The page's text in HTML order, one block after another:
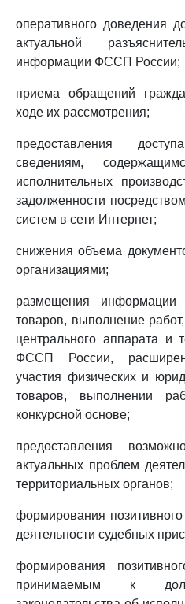
оперативного доведения
актуальной
информации ФССП России;
приема обращений
ходе их рассмотрения;
предоставления
сведениям,
исполнительных
задолженности
систем в сети Интернет;
снижения объема
организациями;
размещения информации
товаров, выполнение
центрального аппарата и
ФССП России,
участия физических и
товаров, выполнении
конкурсной основе;
предоставления
актуальных проблем
территориальных органов;
формирования
деятельности судебных
формирования
принимаемым к